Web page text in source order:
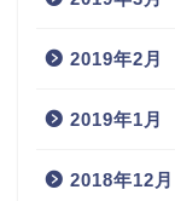
2019年2月
2019年1月
2018年12月